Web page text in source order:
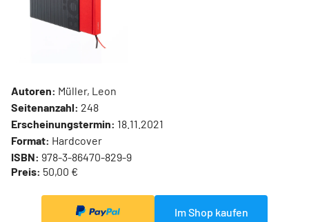
Autoren: Müller, Leon
Seitenanzahl: 248
Erscheinungstermin: 18.11.2021
Format: Hardcover
ISBN: 978-3-86470-829-9
Preis: 50,00 €
Im Shop kaufen